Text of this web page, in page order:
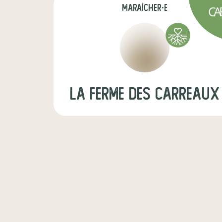
maraîcher·e
La Ferme des Carreaux